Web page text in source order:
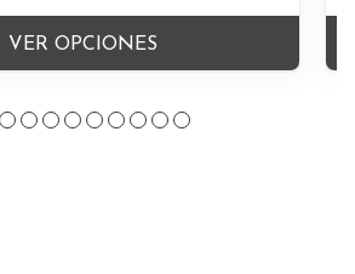
VER OPCIONES